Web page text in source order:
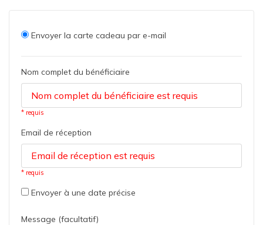
Envoyer la carte cadeau par e-mail
Nom complet du bénéficiaire
* requis
Email de réception
* requis
Envoyer à une date précise
Message (facultatif)